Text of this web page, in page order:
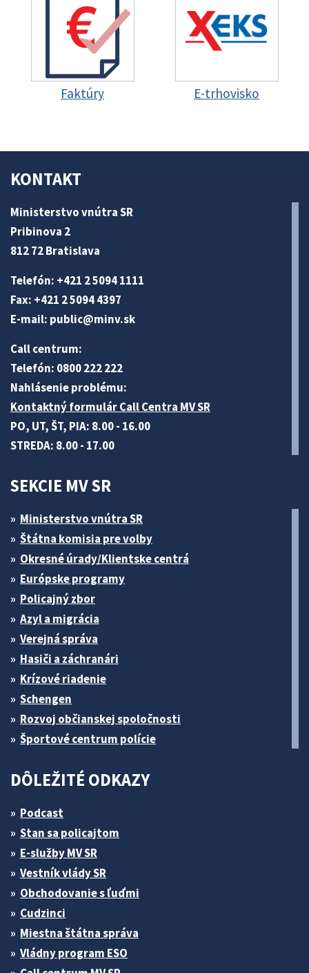
Faktúry E-trhovisko
KONTAKT
Ministerstvo vnútra SR
Pribinova 2
812 72 Bratislava
Telefón: +421 2 5094 1111
Fax: +421 2 5094 4397
E-mail: public@minv.sk
Call centrum:
Telefón: 0800 222 222
Nahlásenie problému:
Kontaktný formulár Call Centra MV SR
PO, UT, ŠT, PIA: 8.00 - 16.00
STREDA: 8.00 - 17.00
SEKCIE MV SR
Ministerstvo vnútra SR
Štátna komisia pre volby
Okresné úrady/Klientske centrá
Európske programy
Policajný zbor
Azyl a migrácia
Verejná správa
Hasiči a záchranári
Krízové riadenie
Schengen
Rozvoj občianskej spoločnosti
Športové centrum polície
DÔLEŽITÉ ODKAZY
Podcast
Stan sa policajtom
E-služby MV SR
Vestník vlády SR
Obchodovanie s ľuďmi
Cudzinci
Miestna štátna správa
Vládny program ESO